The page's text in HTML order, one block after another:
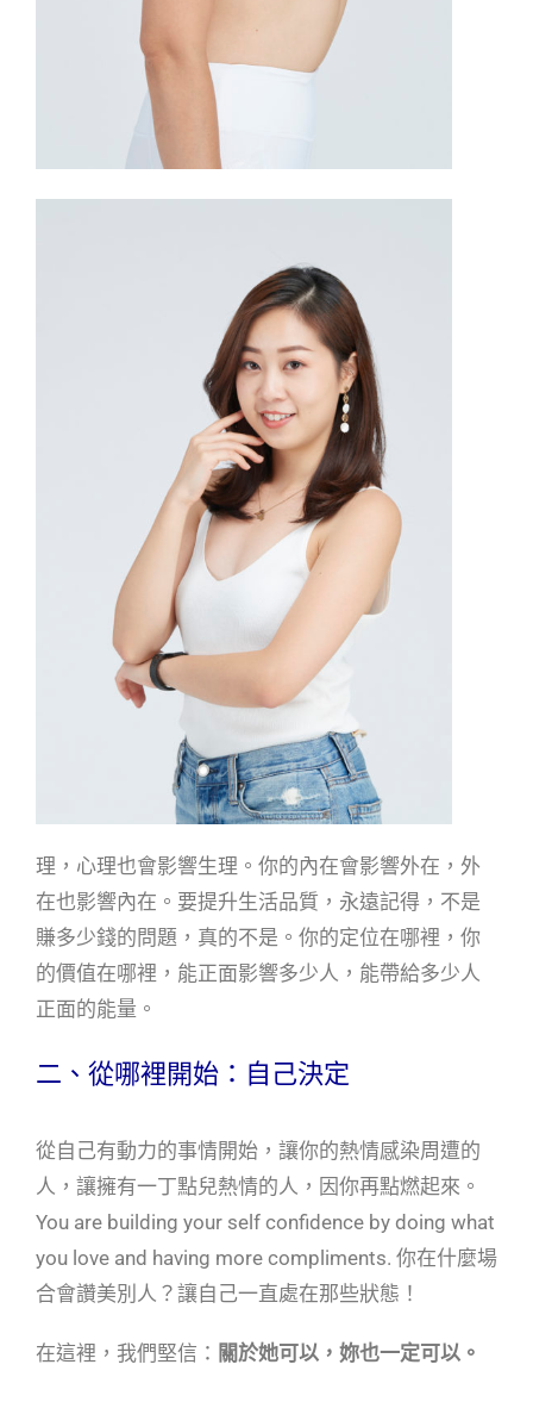
理，心理也會影響生理。你的內在會影響外在，外
在也影響內在。要提升生活品質，永遠記得，不是
賺多少錢的問題，真的不是。你的定位在哪裡，你
的價值在哪裡，能正面影響多少人，能帶給多少人
正面的能量。
二、從哪裡開始：自己決定
從自己有動力的事情開始，讓你的熱情感染周遭的
人，讓擁有一丁點兒熱情的人，因你再點燃起來。
You are building your self confidence by doing what
you love and having more compliments. 你在什麼場
合會讚美別人？讓自己一直處在那些狀態！
在這裡，我們堅信： 關於她可以，妳也一定可以。